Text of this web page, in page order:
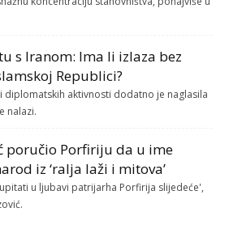
s Iranom: Ima li izlaza bez
Republici?
diplomatskih aktivnosti dodatno je naglasila
nalazi.
poručio Porfiriju da u ime
iz ‘ralja laži i mitova’
u ljubavi patrijarha Porfirija slijedeće',